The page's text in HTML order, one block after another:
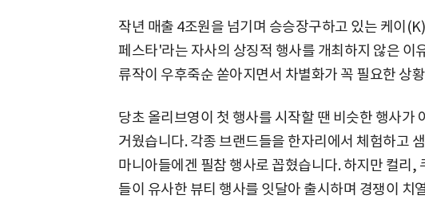
작년 매출 4조원을 넘기며 승승장구하고 있는 케이
페스타'라는 자사의 상징적 행사를 개최하지 않은 이
류작이 우후죽순 쏟아지면서 차별화가 꼭 필요한 상
당초 올리브영이 첫 행사를 시작할 땐 비슷한 행사가
거웠습니다. 각종 브랜드들을 한자리에서 체험하고
마니아들에겐 필참 행사로 꼽혔습니다. 하지만 컬리,
들이 유사한 뷰티 행사를 잇달아 출시하며 경쟁이 치